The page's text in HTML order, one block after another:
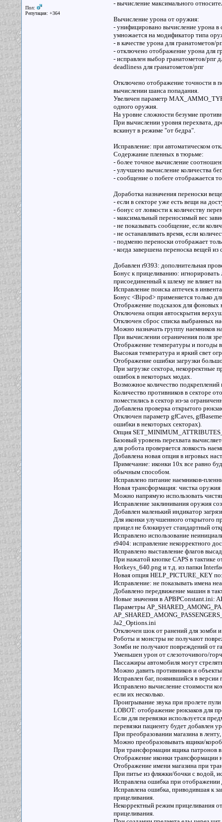
Пол:
Репутация: +364
- вычисление максимального
Вычисление урона от оружия:
- унифицировано вычисление урона в
умножается на модификатор типа
- в качестве урона для гранатометов/
- отключено отображение урона для
- исправлен выбор гранатометов/рпг
deadliness для гранатометов/рпг
Отключено отображение точности в
вычислении шанса попадания.
Увеличен параметр
одного оружия.
На уровне сложности безумие
При вычислении уровня перехвата,
вскинут в режиме "от бедра".
Исправление: при автоматическом
Содержание пленных в тюрьме:
- более точное вычисление
- улучшено вычисление количества
- сообщение о побеге отображается
Доработка назначения переноски
- если в секторе уже есть вещи на
- бонус от ловкости к количеству
- максимальный переносимый вес
- не показывать сообщение, если
- не останавливать время, если
- подменю переноски отображает
- когда завершена переноска вещей
Добавлен r9393: дополнительная
Бонус к прицеливанию:
присоединенный к шлему не влияет на
Исправление поиска аптечек в
Бонус <Bipod> применяется только
Отображение подсказок для фоновых
Отключена опция автоскрытия
Отключен сброс списка выбранных
Можно назначать группу наемников
При вычислении ограничения поля
Отображение температуры и погоды
Высокая температура и яркий свет
Отображение ошибки загрузки
При загрузке сектора, некорректные
ошибок в некоторых модах.
Возможное количество подкреплений
Количество противников в секторе
поместились в сектор из-за
Добавлена проверка открытого
Отключен параметр gfCaves,
ошибки в некоторых секторах).
Опция
Базовый уровень перехвата
для робота проверяется ловкость
Добавлена новая опция в игровых
Примечание: иконки 10x все равно
обычным способом.
Исправлено питание наемников-
Новая трансформация: чистка
Можно напрямую использовать
Исправление заклинивания оружия
Добавлен маленький индикатор
Для иконки улучшенного открытого
прицел не блокирует стандартный
Исправлено использование
r9404: исправление некорректного
Исправлено выставление флагов
При нажатой кнопке CAPS в тактике
Hotkeys_640.png и т.д. из папки
Новая опция HELP_PICTURE_KEY
Исправление: не показывать имена
Добавлено передвижение машин в
Новые значения в APBPConstant.ini:
Параметры
Ja2_Options.ini
Отключен шок от ранений для зомби
Роботы и монстры не получают
Зомби не получают повреждений от
Уменьшен урон от слезоточивого/
Пассажиры автомобиля могут
Можно давить противников и объекты
Исправлен баг, появившийся в версии
Исправлено вычисление стоимости
если их несколько.
Проигрывание звука при пролете
LOBOT: отображение рюкзаков для
Если для перевязки используется
перевязки пациенту будет добавлен
При преобразовании магазина в
Можно преобразовывать ящики/
При трансформации ящика патронов
Отображение иконки трансформации
Отображение имени магазина при
При питье из фляжки/бочки с водой,
Исправлена ошибка при отображении
Исправлена ошибка, приводившая к
прицеливания.
Некорректный режим прицеливания
прицеливания.